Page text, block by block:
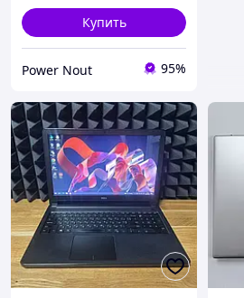
Купить
Power Nout 95%